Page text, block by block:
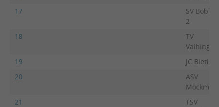
17
SV
2
18
TV
19
JC
20
ASV
21
TSV